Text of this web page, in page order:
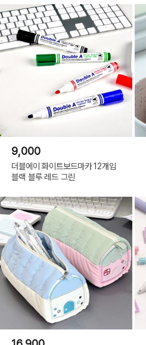
9,000
더블에이 화이트보드마카 12개입
블랙 블루 레드 그린